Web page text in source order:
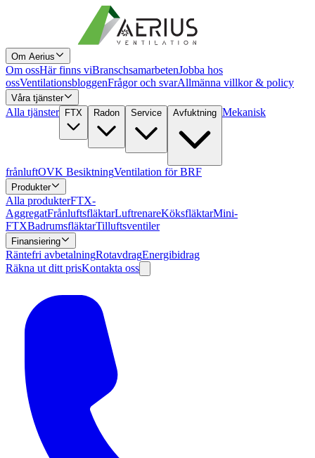
Om Aerius
Om ossHär finns viBranschsamarbetenJobba hos
ossVentilationsbloggenFrågor och svarAllmänna villkor & policy
Våra tjänster
Alla tjänster FTX Radon Service Avfuktning Mekanisk
frånluftOVK BesiktningVentilation för BRF
Produkter
Alla produkterFTX-
AggregatFrånluftsfläktarLuftrenareKöksfläktarMini-
FTXBadrumsfläktarTilluftsventiler
Finansiering
Räntefri avbetalningRotavdragEnergibidrag
Räkna ut ditt prisKontakta oss